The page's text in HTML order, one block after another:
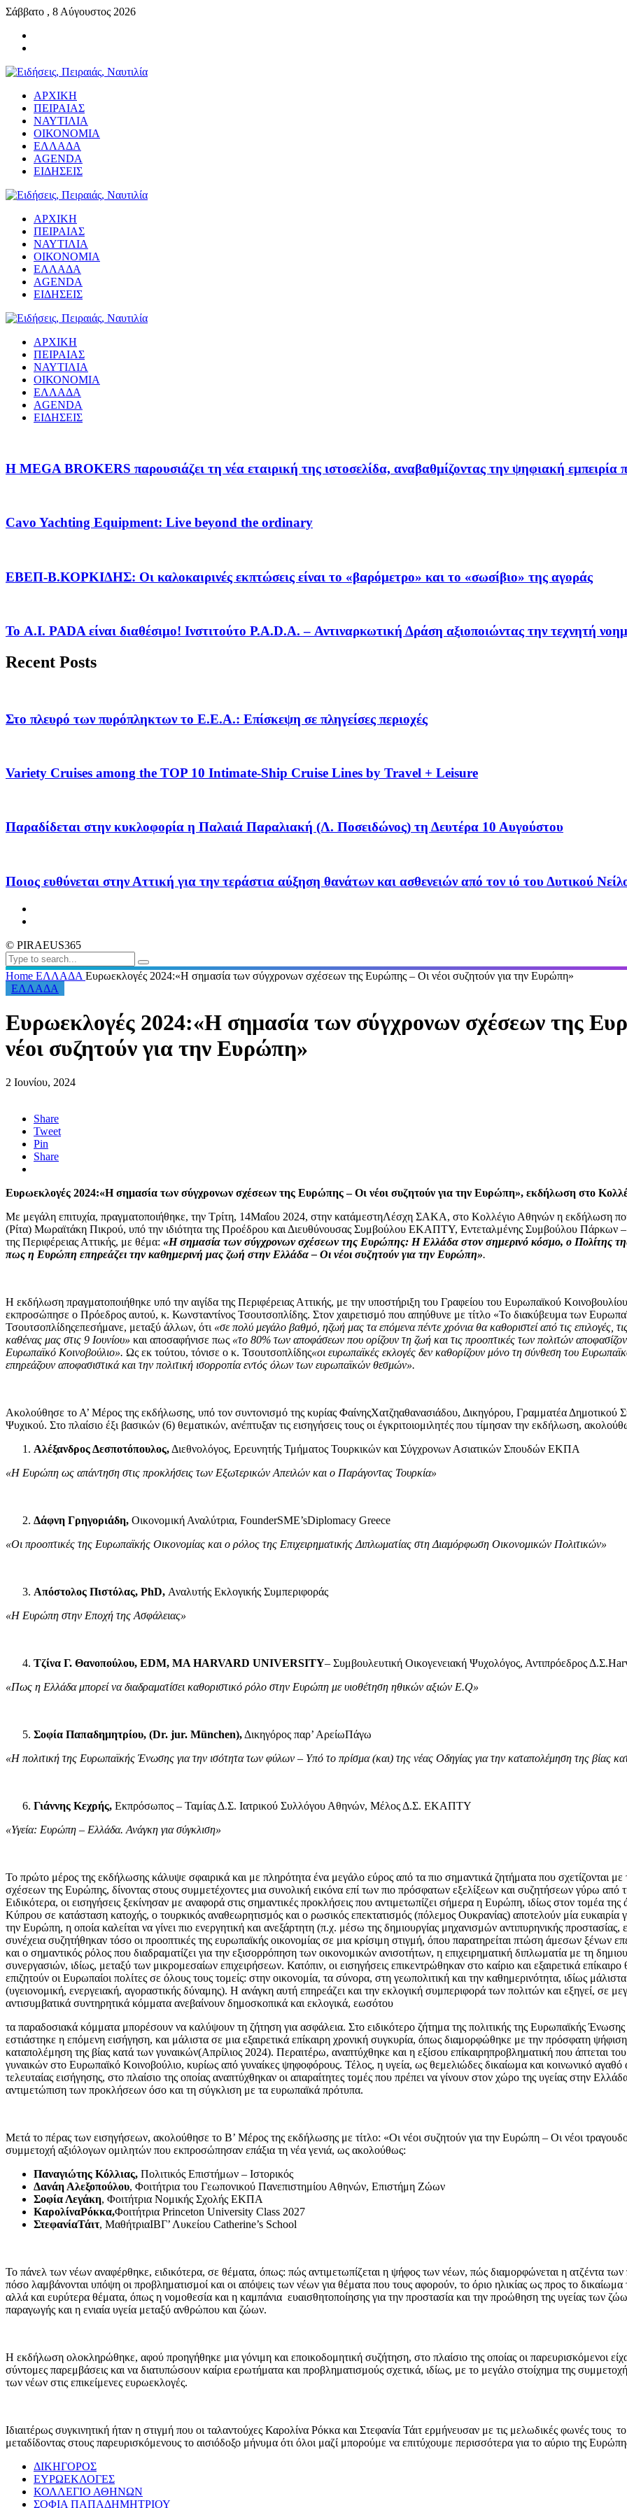
Σάββατο , 8 Αύγουστος 2026
ΑΡΧΙΚΗ
ΠΕΙΡΑΙΑΣ
ΝΑΥΤΙΛΙΑ
ΟΙΚΟΝΟΜΙΑ
ΕΛΛΑΔΑ
AGENDA
ΕΙΔΗΣΕΙΣ
ΑΡΧΙΚΗ
ΠΕΙΡΑΙΑΣ
ΝΑΥΤΙΛΙΑ
ΟΙΚΟΝΟΜΙΑ
ΕΛΛΑΔΑ
AGENDA
ΕΙΔΗΣΕΙΣ
ΑΡΧΙΚΗ
ΠΕΙΡΑΙΑΣ
ΝΑΥΤΙΛΙΑ
ΟΙΚΟΝΟΜΙΑ
ΕΛΛΑΔΑ
AGENDA
ΕΙΔΗΣΕΙΣ
Η MEGA BROKERS παρουσιάζει τη νέα εταιρική της ιστοσελίδα, αναβαθμίζοντας την ψηφιακή εμπειρία
Cavo Yachting Equipment: Live beyond the ordinary
EΒΕΠ-Β.ΚΟΡΚΙΔΗΣ: Οι καλοκαιρινές εκπτώσεις είναι το «βαρόμετρο» και το «σωσίβιο» της αγοράς
Το A.I. PADA είναι διαθέσιμο! Ινστιτούτο P.A.D.A. – Αντιναρκωτική Δράση αξιοποιώντας την τεχνητή
Recent Posts
Στο πλευρό των πυρόπληκτων το Ε.Ε.Α.: Επίσκεψη σε πληγείσες περιοχές
Variety Cruises among the TOP 10 Intimate-Ship Cruise Lines by Travel + Leisure
Παραδίδεται στην κυκλοφορία η Παλαιά Παραλιακή (Λ. Ποσειδώνος) τη Δευτέρα 10 Αυγούστου
Ποιος ευθύνεται στην Αττική για την τεράστια αύξηση θανάτων και ασθενειών από τον ιό του Δυτικού
© PIRAEUS365
Home ΕΛΛΑΔΑ Ευρωεκλογές 2024:«Η σημασία των σύγχρονων σχέσεων της Ευρώπης – Οι νέοι συζητούν για την Ευρώπη»
ΕΛΛΑΔΑ
Ευρωεκλογές 2024:«Η σημασία των σύγχρονων σχέσεων της
νέοι συζητούν για την Ευρώπη»
2 Ιουνίου, 2024
Share
Tweet
Pin
Share
Ευρωεκλογές 2024:«Η σημασία των σύγχρονων σχέσεων της Ευρώπης – Οι νέοι συζητούν για την Ευρώπη», εκδήλωση στο
Με μεγάλη επιτυχία, πραγματοποιήθηκε, την Τρίτη, 14Μαΐου 2024, στην κατάμεστηΛέσχη ΣΑΚΑ, στο Κολλέγιο Αθηνών η εκδήλωση
(Ρίτα) Μωραϊτάκη Πικρού, υπό την ιδιότητα της Προέδρου και Διευθύνουσας Συμβούλου ΕΚΑΠΤΥ, Εντεταλμένης Συμβούλου Πάρκων
της Περιφέρειας Αττικής, με θέμα: «Η σημασία των σύγχρονων σχέσεων της Ευρώπης: Η Ελλάδα στον σημερινό κόσμο, ο Πολίτης
πως η Ευρώπη επηρεάζει την καθημερινή μας ζωή στην Ελλάδα – Οι νέοι συζητούν για την Ευρώπη».
Η εκδήλωση πραγματοποιήθηκε υπό την αιγίδα της Περιφέρειας Αττικής, με την υποστήριξη του Γραφείου του Ευρωπαϊκού
εκπροσώπησε ο Πρόεδρος αυτού, κ. Κωνσταντίνος Τσουτσοπλίδης. Στον χαιρετισμό που απηύθυνε με τίτλο «Το διακύβευμα των
Τσουτσοπλίδηςεπεσήμανε, μεταξύ άλλων, ότι «σε πολύ μεγάλο βαθμό, ηζωή μας τα επόμενα πέντε χρόνια θα καθοριστεί από τις επιλογές,
καθένας μας στις 9 Ιουνίου» και αποσαφήνισε πως «το 80% των αποφάσεων που ορίζουν τη ζωή και τις προοπτικές των πολιτών
Ευρωπαϊκό Κοινοβούλιο». Ως εκ τούτου, τόνισε ο κ. Τσουτσοπλίδης«οι ευρωπαϊκές εκλογές δεν καθορίζουν μόνο τη σύνθεση του
επηρεάζουν αποφασιστικά και την πολιτική ισορροπία εντός όλων των ευρωπαϊκών θεσμών».
Ακολούθησε το Α’ Μέρος της εκδήλωσης, υπό τον συντονισμό της κυρίας ΦαίνηςΧατζηαθανασιάδου, Δικηγόρου, Γραμματέα Δημοτικού
Ψυχικού. Στο πλαίσιο έξι βασικών (6) θεματικών, ανέπτυξαν τις εισηγήσεις τους οι έγκριτοιομιλητές που τίμησαν την εκδήλωση,
Αλέξανδρος Δεσποτόπουλος,Διεθνολόγος, Ερευνητής Τμήματος Τουρκικών και Σύγχρονων Ασιατικών Σπουδών ΕΚΠΑ
«Η Ευρώπη ως απάντηση στις προκλήσεις των Εξωτερικών Απειλών και ο Παράγοντας Τουρκία»
Δάφνη Γρηγοριάδη, Οικονομική Αναλύτρια, FounderSME’sDiplomacy Greece
«Οι προοπτικές της Ευρωπαϊκής Οικονομίας και ο ρόλος της Επιχειρηματικής Διπλωματίας στη Διαμόρφωση Οικονομικών Πολιτικών»
Απόστολος Πιστόλας, PhD, Αναλυτής Εκλογικής Συμπεριφοράς
«Η Ευρώπη στην Εποχή της Ασφάλειας»
Τζίνα Γ. Θανοπούλου, EDM, MA HARVARD UNIVERSITY– Συμβουλευτική Οικογενειακή Ψυχολόγος, Αντιπρόεδρος
«Πως η Ελλάδα μπορεί να διαδραματίσει καθοριστικό ρόλο στην Ευρώπη με υιοθέτηση ηθικών αξιών E.Q»
Σοφία Παπαδημητρίου, (Dr. jur. München),Δικηγόρος παρ’ ΑρείωΠάγω
«Η πολιτική της Ευρωπαϊκής Ένωσης για την ισότητα των φύλων – Υπό το πρίσμα (και) της νέας Οδηγίας για την καταπολέμηση της βίας
Γιάννης Κεχρής, Εκπρόσωπος – Ταμίας Δ.Σ. Ιατρικού Συλλόγου Αθηνών, Μέλος Δ.Σ. ΕΚΑΠΤΥ
«Υγεία: Ευρώπη – Ελλάδα. Ανάγκη για σύγκλιση»
Το πρώτο μέρος της εκδήλωσης κάλυψε σφαιρικά και με πληρότητα ένα μεγάλο εύρος από τα πιο σημαντικά ζητήματα που σχετίζονται
σχέσεων της Ευρώπης, δίνοντας στους συμμετέχοντες μια συνολική εικόνα επί των πιο πρόσφατων εξελίξεων και συζητήσεων γύρω από
Ειδικότερα, οι εισηγήσεις ξεκίνησαν με αναφορά στις σημαντικές προκλήσεις που αντιμετωπίζει σήμερα η Ευρώπη, ιδίως στον τομέα
Κύπρου σε κατάσταση κατοχής, ο τουρκικός αναθεωρητισμός και ο ρωσικός επεκτατισμός (πόλεμος Ουκρανίας) αποτελούν μία ευκαιρία
την Ευρώπη, η οποία καλείται να γίνει πιο ενεργητική και ανεξάρτητη (π.χ. μέσω της δημιουργίας μηχανισμών αντιπυρηνικής
συνέχεια συζητήθηκαν τόσο οι προοπτικές της ευρωπαϊκής οικονομίας σε μια κρίσιμη στιγμή, όπου παρατηρείται πτώση άμεσων ξένων
και ο σημαντικός ρόλος που διαδραματίζει για την εξισορρόπηση των οικονομικών ανισοτήτων, η επιχειρηματική διπλωματία με τη
συνεργασιών, ιδίως, μεταξύ των μικρομεσαίων επιχειρήσεων. Κατόπιν, οι εισηγήσεις επικεντρώθηκαν στο καίριο και εξαιρετικά
επιζητούν οι Ευρωπαίοι πολίτες σε όλους τους τομείς: στην οικονομία, τα σύνορα, στη γεωπολιτική και την καθημερινότητα, ιδίως
(υγειονομική, ενεργειακή, αγοραστικής δύναμης). Η ανάγκη αυτή επηρεάζει και την εκλογική συμπεριφορά των πολιτών και εξηγεί, σε
αντισυμβατικά συντηρητικά κόμματα ανεβαίνουν δημοσκοπικά και εκλογικά, εωσότου
τα παραδοσιακά κόμματα μπορέσουν να καλύψουν τη ζήτηση για ασφάλεια. Στο ειδικότερο ζήτημα της πολιτικής της Ευρωπαϊκής
εστιάστηκε η επόμενη εισήγηση, και μάλιστα σε μια εξαιρετικά επίκαιρη χρονική συγκυρία, όπως διαμορφώθηκε με την πρόσφατη
καταπολέμηση της βίας κατά των γυναικών(Απρίλιος 2024). Περαιτέρω, αναπτύχθηκε και η εξίσου επίκαιρηπροβληματική που άπτεται
γυναικών στο Ευρωπαϊκό Κοινοβούλιο, κυρίως από γυναίκες ψηφοφόρους. Τέλος, η υγεία, ως θεμελιώδες δικαίωμα και κοινωνικό αγαθό
τελευταίας εισήγησης, στο πλαίσιο της οποίας αναπτύχθηκαν οι απαραίτητες τομές που πρέπει να γίνουν στον χώρο της υγείας στην
αντιμετώπιση των προκλήσεων όσο και τη σύγκλιση με τα ευρωπαϊκά πρότυπα.
Μετά το πέρας των εισηγήσεων, ακολούθησε το Β’ Μέρος της εκδήλωσης με τίτλο: «Οι νέοι συζητούν για την Ευρώπη – Οι νέοι
συμμετοχή αξιόλογων ομιλητών που εκπροσώπησαν επάξια τη νέα γενιά, ως ακολούθως:
Παναγιώτης Κόλλιας, Πολιτικός Επιστήμων – Ιστορικός
Δανάη Αλεξοπούλου, Φοιτήτρια του Γεωπονικού Πανεπιστημίου Αθηνών, Επιστήμη Ζώων
Σοφία Λεγάκη, Φοιτήτρια Νομικής Σχολής ΕΚΠΑ
ΚαρολίναΡόκκα,Φοιτήτρια Princeton University Class 2027
ΣτεφανίαΤάιτ, ΜαθήτριαΙΒΓ’ Λυκείου Catherine’s School
Το πάνελ των νέων αναφέρθηκε, ειδικότερα, σε θέματα, όπως: πώς αντιμετωπίζεται η ψήφος των νέων, πώς διαμορφώνεται η ατζέντα
πόσο λαμβάνονται υπόψη οι προβληματισμοί και οι απόψεις των νέων για θέματα που τους αφορούν, το όριο ηλικίας ως προς το δικαίωμα
αλλά και ευρύτερα θέματα, όπως η νομοθεσία και η καμπάνια ευαισθητοποίησης για την προστασία και την προώθηση της υγείας των
παραγωγής και η ενιαία υγεία μεταξύ ανθρώπου και ζώων.
Η εκδήλωση ολοκληρώθηκε, αφού προηγήθηκε μια γόνιμη και εποικοδομητική συζήτηση, στο πλαίσιο της οποίας οι παρευρισκόμενοι
σύντομες παρεμβάσεις και να διατυπώσουν καίρια ερωτήματα και προβληματισμούς σχετικά, ιδίως, με το μεγάλο στοίχημα της
των νέων στις επικείμενες ευρωεκλογές.
Ιδιαιτέρως συγκινητική ήταν η στιγμή που οι ταλαντούχες Καρολίνα Ρόκκα και Στεφανία Τάιτ ερμήνευσαν με τις μελωδικές φωνές τους
μεταδίδοντας στους παρευρισκόμενους το αισιόδοξο μήνυμα ότι όλοι μαζί μπορούμε να επιτύχουμε περισσότερα για το αύριο της
ΔΙΚΗΓΟΡΟΣ
ΕΥΡΩΕΚΛΟΓΕΣ
ΚΟΛΛΕΓΙΟ ΑΘΗΝΩΝ
ΣΟΦΙΑ ΠΑΠΑΔΗΜΗΤΡΙΟΥ